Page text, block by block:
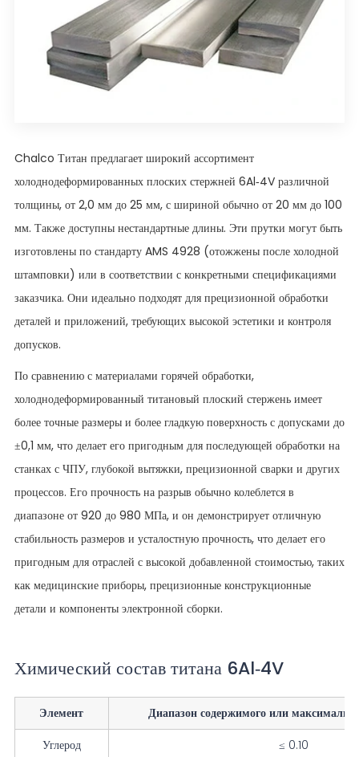
Chalco Титан предлагает широкий ассортимент
холоднодеформированных плоских стержней 6Al-4V различной
толщины, от 2,0 мм до 25 мм, с шириной обычно от 20 мм до 100
мм. Также доступны нестандартные длины. Эти прутки могут быть
изготовлены по стандарту AMS 4928 (отожжены после холодной
штамповки) или в соответствии с конкретными спецификациями
заказчика. Они идеально подходят для прецизионной обработки
деталей и приложений, требующих высокой эстетики и контроля
допусков.
По сравнению с материалами горячей обработки,
холоднодеформированный титановый плоский стержень имеет
более точные размеры и более гладкую поверхность с допусками до
±0,1 мм, что делает его пригодным для последующей обработки на
станках с ЧПУ, глубокой вытяжки, прецизионной сварки и других
процессов. Его прочность на разрыв обычно колеблется в
диапазоне от 920 до 980 МПа, и он демонстрирует отличную
стабильность размеров и усталостную прочность, что делает его
пригодным для отраслей с высокой добавленной стоимостью, таких
как медицинские приборы, прецизионные конструкционные
детали и компоненты электронной сборки.
Химический состав титана 6Al-4V
Элемент
Диапазон содержимого или
Углерод
≤ 0.10